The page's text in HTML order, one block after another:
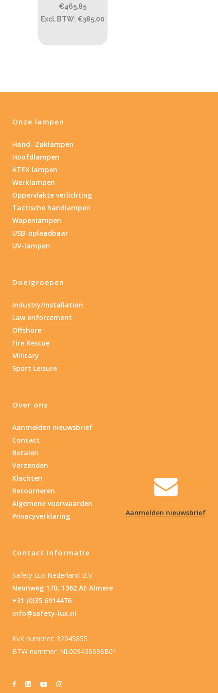
Aanmelden nieuwsbrief
€465,85
Excl. BTW: €385,00
Onze lampen
Hand- Zaklampen
Hoofdlampen
ATEX lampen
Werklampen
Oppervlakte verlichting
Tactische handlampen
Wapenlampen
USB-oplaadbaar
UV-lampen
Doelgroepen
Industry/Installation
Law enforcement
Offshore
Fire Rescue
Military
Sport Leisure
Over ons
Aanmelden nieuwsbrief
Contact
Betalen
Verzenden
Klachten
Retourneren
Algemene voorwaarden
Privacyverklaring
Contact informatie
Safety Lux Nederland B.V.
Neonweg 170, 1362 AE Almere
+31 (0)35 6914476
info@safety-lux.nl
KvK nummer: 32045855
BTW nummer: NL009430696B01